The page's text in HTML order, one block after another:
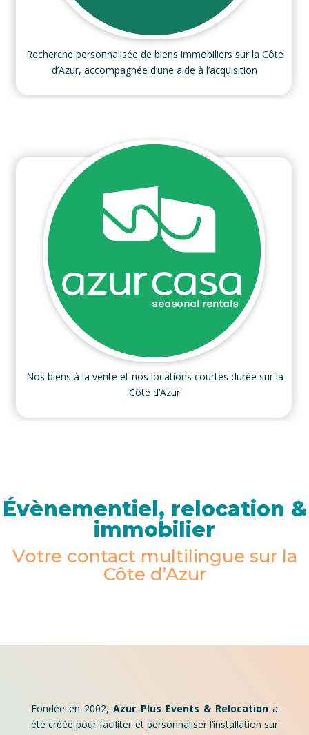
Recherche personnalisée de biens immobiliers sur la Côte
d’Azur, accompagnée d’une aide à l’acquisition
Nos biens à la vente et nos locations courtes durée sur la
Côte d’Azur
Évènementiel, relocation &
immobilier
Votre contact multilingue sur la
Côte d’Azur
Fondée en 2002,Azur Plus Events & Relocation a
été créée pour faciliter et personnaliser l’installation sur